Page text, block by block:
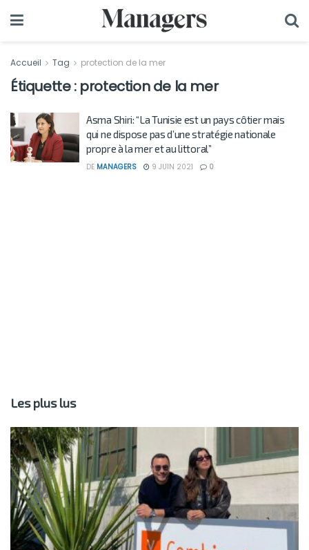
Accueil Tag protection de la mer
Étiquette : protection de la mer
Asma Shiri: “La Tunisie est un pays côtier mais
qui ne dispose pas d’une stratégie nationale
propre à la mer et au littoral”
DE MANAGERS 9 JUIN 2021 0
Les plus lus